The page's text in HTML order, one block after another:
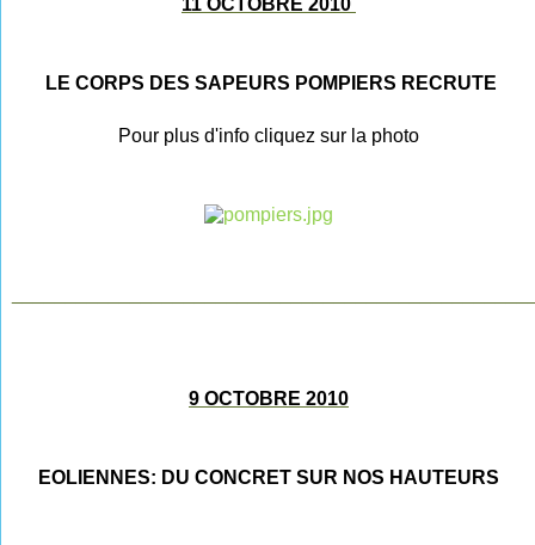
11 OCTOBRE 2010
LE CORPS DES SAPEURS POMPIERS RECRUTE
Pour plus d'info cliquez sur la photo
9 OCTOBRE 2010
EOLIENNES: DU CONCRET SUR NOS HAUTEURS